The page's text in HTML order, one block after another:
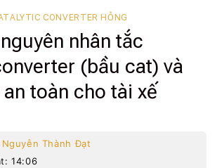
CONVERTER HỎNG
nhân tắc
(bầu cat) và
toàn cho tài xế
Nguyễn Thành Đạt
14:06